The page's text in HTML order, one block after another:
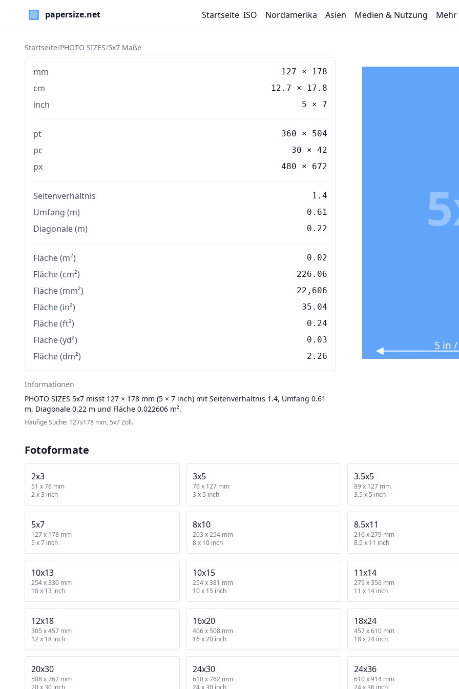
Paper Sizes Startseite ISO Nordamerika Asien Medien & Nutzung Mehr
Startseite/PHOTO SIZES/5x7 Maße
mm 127 × 178
cm 12.7 × 17.8
inch 5 × 7
pt 360 × 504
pc 30 × 42
px 480 × 672
Seitenverhältnis 1.4
Umfang (m) 0.61
Diagonale (m) 0.22
Fläche (m²) 0.02
Fläche (cm²) 226.06
Fläche (mm²) 22,606
Fläche (in²) 35.04
Fläche (ft²) 0.24
Fläche (yd²) 0.03
Fläche (dm²) 2.26
Informationen
PHOTO SIZES 5x7 misst 127 × 178 mm (5 × 7 inch) mit Seitenverhältnis 1.4, Umfang 0.61
m, Diagonale 0.22 m und Fläche 0.022606 m².
Häufige Suche: 127x178 mm, 5x7 Zoll.
5 in
Fotoformate
2x3
51 x 76 mm
2 x 3 inch
3x5
76 x 127 mm
3 x 5 inch
3.5x5
89 x 127 mm
3.5 x 5 inch
5x7
127 x 178 mm
5 x 7 inch
8x10
203 x 254 mm
8 x 10 inch
8.5x11
216 x 279 mm
8.5 x 11 inch
10x13
254 x 330 mm
10 x 13 inch
10x15
254 x 381 mm
10 x 15 inch
11x14
279 x 356 mm
11 x 14 inch
12x18
305 x 457 mm
12 x 18 inch
16x20
406 x 508 mm
16 x 20 inch
18x24
457 x 610 mm
18 x 24 inch
20x30
508 x 762 mm
20 x 30 inch
24x30
610 x 762 mm
24 x 30 inch
24x36
610 x 914 mm
24 x 36 inch